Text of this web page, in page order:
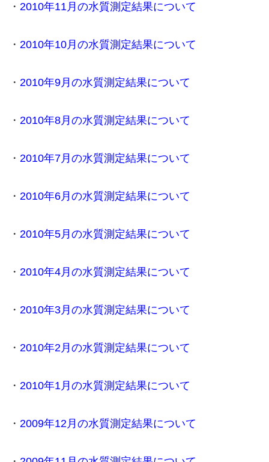
・ 2010年11月の水質測定結果について
・ 2010年10月の水質測定結果について
・ 2010年9月の水質測定結果について
・ 2010年8月の水質測定結果について
・ 2010年7月の水質測定結果について
・ 2010年6月の水質測定結果について
・ 2010年5月の水質測定結果について
・ 2010年4月の水質測定結果について
・ 2010年3月の水質測定結果について
・ 2010年2月の水質測定結果について
・ 2010年1月の水質測定結果について
・ 2009年12月の水質測定結果について